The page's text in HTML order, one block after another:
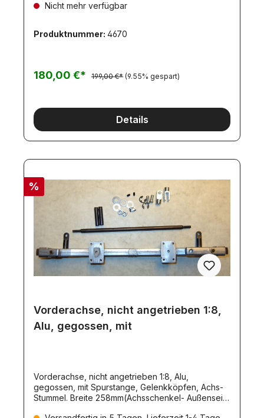
verchromte Kunststoff- Felgen, 9 Reifen
Federpaket mit Achshaltern, 2 Werkzeug-Kästen
Nicht mehr verfügbar
Produktnummer: 4670
180,00 €* 199,00 €* (9.55% gespart)
Details
%
Vorderachse, nicht angetrieben 1:8,
Alu, gegossen, mit
Vorderachse, nicht angetrieben 1:8, Alu,
gegossen, mit Spurstange, Gelenkköpfen, Achs-
Stummel. Breite 258mm(Achsschenkel- Außenseite